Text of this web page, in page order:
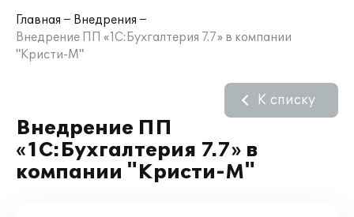
Главная
Внедрения
Внедрение ПП «1С:Бухгалтерия 7.7» в компании
"Кристи-М"
Внедрение ПП
«1С:Бухгалтерия 7.7» в
компании "Кристи-М"
К списку